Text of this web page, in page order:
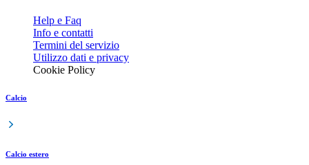
Help e Faq
Info e contatti
Termini del servizio
Utilizzo dati e privacy
Cookie Policy
Calcio
Calcio estero